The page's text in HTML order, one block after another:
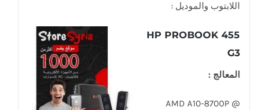
اللابتوب والموديل :
HP PROBOOK 455
G3
المعالج :
AMD A10-8700P @